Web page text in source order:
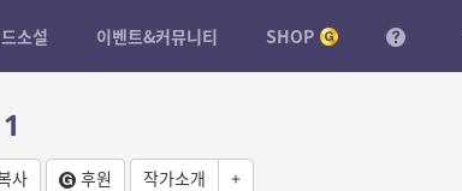
소설 이벤트&커뮤니티 SHOP
사 후원 작가소개 +